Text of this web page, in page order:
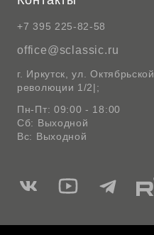
+7 395 225-82-58
office@sclassic.ru
г. Иркутск, ул. Октябрьской
революции 1/2|;
Пн-Пт: 09:00 - 18:00
Сб: Выходной
Вс: Выходной
Мы
Вконтакте
Мы
Ютуб
Мы
Telegram
Мы